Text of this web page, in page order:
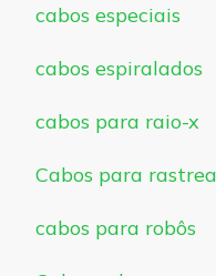
cabos especiais
cabos espiralados
cabos para raio-x
Cabos para
cabos para robôs